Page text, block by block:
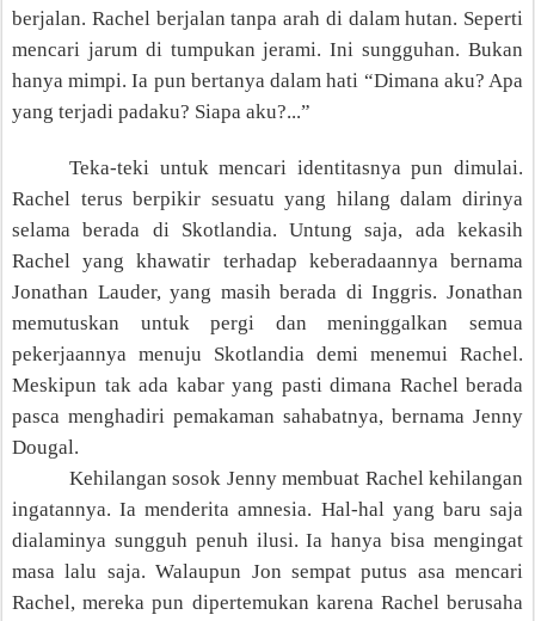
berjalan. Rachel berjalan tanpa arah di dalam hutan. Seperti
mencari jarum di tumpukan jerami. Ini sungguhan. Bukan
hanya mimpi. Ia pun bertanya dalam hati “Dimana aku? Apa
yang terjadi padaku? Siapa aku?...”
Teka-teki untuk mencari identitasnya pun dimulai.
Rachel terus berpikir sesuatu yang hilang dalam dirinya
selama berada di Skotlandia. Untung saja, ada kekasih
Rachel yang khawatir terhadap keberadaannya bernama
Jonathan Lauder, yang masih berada di Inggris. Jonathan
memutuskan untuk pergi dan meninggalkan semua
pekerjaannya menuju Skotlandia demi menemui Rachel.
Meskipun tak ada kabar yang pasti dimana Rachel berada
pasca menghadiri pemakaman sahabatnya, bernama Jenny
Dougal.
Kehilangan sosok Jenny membuat Rachel kehilangan
ingatannya. Ia menderita amnesia. Hal-hal yang baru saja
dialaminya sungguhpenuh ilusi. Ia hanya bisa mengingat
masa lalu saja. Walaupun Jon sempat putus asa mencari
Rachel, mereka pun dipertemukan karena Rachel berusaha